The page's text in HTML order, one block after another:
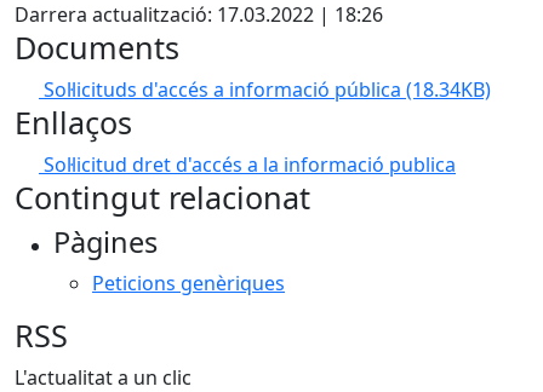
Darrera actualització: 17.03.2022 | 18:26
Documents
Sol·licituds d'accés a informació pública (18.34KB)
Enllaços
Sol·licitud dret d'accés a la informació publica
Contingut relacionat
Pàgines
Peticions genèriques
RSS
L'actualitat a un clic